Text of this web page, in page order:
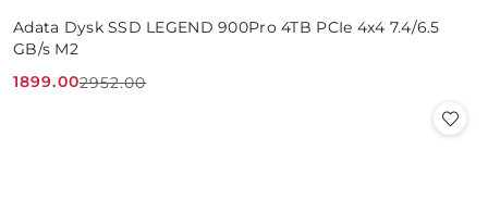
Adata Dysk SSD LEGEND 900Pro 4TB PCIe 4x4 7.4/6.5
GB/s M2
Cena
1899.00
Cena
2952.00